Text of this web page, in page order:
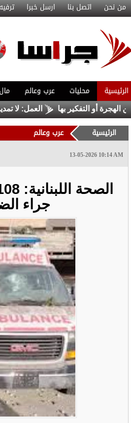
من نحن اتصل بنا ارسل خبرا
الرئيسية محليات عرب وعالم
أو التفكير بها العمل: لا تمديد
الرئيسية عرب وعالم
13-05-2026 10:14 AM
جراء